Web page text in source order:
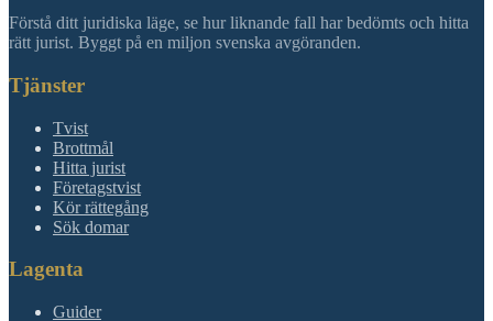
Förstå ditt juridiska läge, se hur liknande fall har bedömts och hitta
rätt jurist. Byggt på en miljon svenska avgöranden.
Tjänster
Tvist
Brottmål
Hitta jurist
Företagstvist
Kör rättegång
Sök domar
Lagenta
Guider